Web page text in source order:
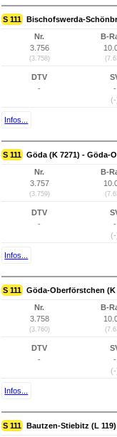
S 111 Bischofswerda-
Nr.
3.756
(3.758)
B-
DTV
-
-
Infos...
S 111 Göda (K 7271) - Göda-
Nr.
3.757
(3.759)
B-
DTV
-
-
Infos...
S 111 Göda-Oberförstchen (K
Nr.
3.758
(3.760)
B-
DTV
-
-
Infos...
S 111 Bautzen-Stiebitz (L